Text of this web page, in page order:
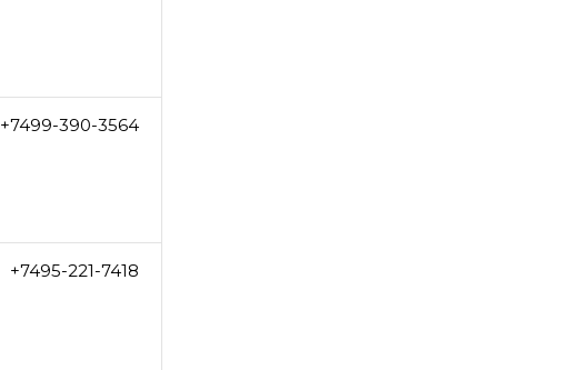
+7499-390-3564
+7495-221-7418